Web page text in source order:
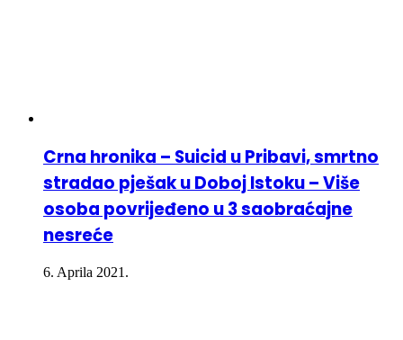
Crna hronika – Suicid u Pribavi, smrtno
stradao pješak u Doboj Istoku – Više
osoba povrijeđeno u 3 saobraćajne
nesreće
6. Aprila 2021.